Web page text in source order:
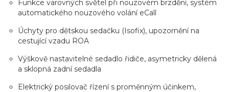
Funkce varovných světel při nouzovém brzdění, systém
automatického nouzového volání eCall
Úchyty pro dětskou sedačku (Isofix), upozornění na
cestující vzadu ROA
Výškově nastavitelné sedadlo řidiče, asymetricky dělená
a sklopná zadní sedadla
Elektrický posilovač řízení s proměnným účinkem,